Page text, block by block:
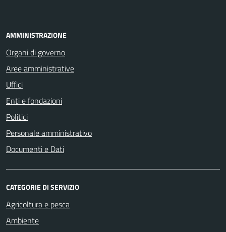
AMMINISTRAZIONE
Organi di governo
Aree amministrative
Uffici
Enti e fondazioni
Politici
Personale amministrativo
Documenti e Dati
CATEGORIE DI SERVIZIO
Agricoltura e pesca
Ambiente